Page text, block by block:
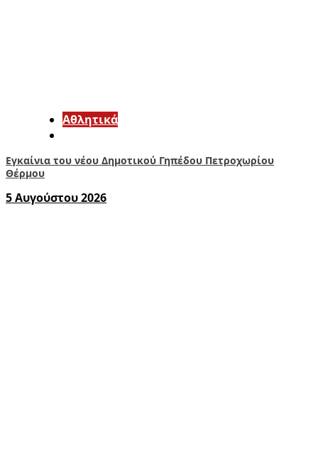
Αθλητικά
Εγκαίνια του νέου Δημοτικού Γηπέδου Πετροχωρίου
Θέρμου
5 Αυγούστου 2026